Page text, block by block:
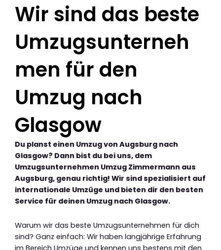
Wir sind das beste
Umzugsunterneh
men für den
Umzug nach
Glasgow
Du planst einen Umzug von Augsburg nach
Glasgow? Dann bist du bei uns, dem
Umzugsunternehmen Umzug Zimmermann aus
Augsburg, genau richtig! Wir sind spezialisiert auf
internationale Umzüge und bieten dir den besten
Service für deinen Umzug nach Glasgow.
Warum wir das beste Umzugsunternehmen für dich
sind? Ganz einfach: Wir haben langjährige Erfahrung